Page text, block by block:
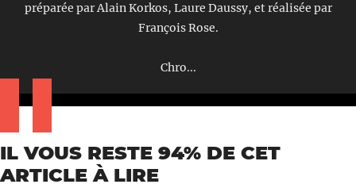
préparée par Alain Korkos, Laure Daussy, et réalisée par
François Rose.
Chro...
IL VOUS RESTE 94% DE CET
ARTICLE À LIRE